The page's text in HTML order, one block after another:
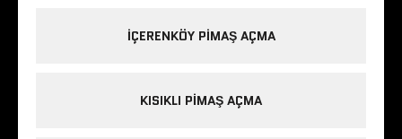
IÇERENKÖY PIMAŞ AÇMA
KISIKLI PIMAŞ AÇMA